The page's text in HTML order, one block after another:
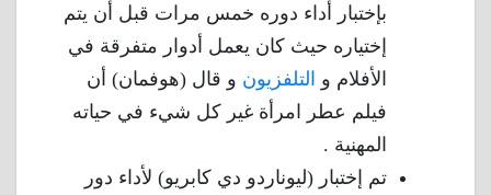
بإختبار أداء دوره خمس مرات قبل أن يتم
إختياره حيث كان يعمل أدوار متفرقة في
الأفلام و التلفزيون و قال (هوفمان) أن
فيلم عطر امرأة غير كل شيء في حياته
المهنية .
تم إختبار (ليوناردو دي كابريو) لأداء دور